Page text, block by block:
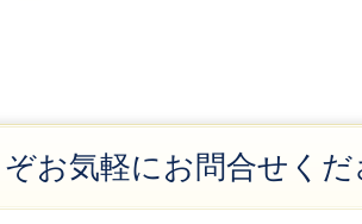
ぞお気軽にお問合せくだ